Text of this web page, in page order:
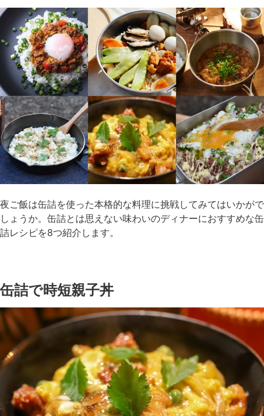
夜ご飯は缶詰を使った本格的な料理に挑戦してみてはいかがで
しょうか。缶詰とは思えない味わいのディナーにおすすめな缶
詰レシピを8つ紹介します。
缶詰で時短親子丼